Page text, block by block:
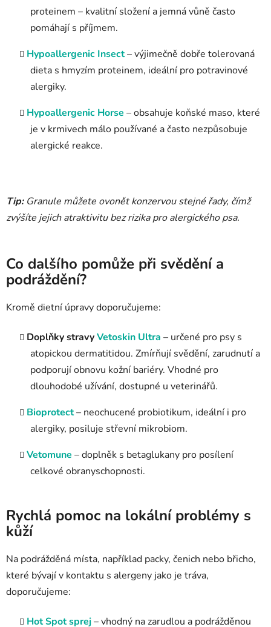
proteinem – kvalitní složení a jemná vůně často
pomáhají s příjmem.
Hypoallergenic Insect– výjimečně dobře tolerovaná
dieta s hmyzím proteinem, ideální pro potravinové
alergiky.
Hypoallergenic Horse – obsahuje koňské maso, které
je v krmivech málo používané a často nezpůsobuje
alergické reakce.
Tip:Granule můžete ovonět konzervou stejné řady, čímž
zvýšíte jejich atraktivitu bez rizika pro alergického psa.
Co dalšího pomůže při svědění a
podráždění?
Kromě dietní úpravy doporučujeme:
Doplňky stravyVetoskin Ultra – určené pro psy s
atopickou dermatitidou. Zmírňují svědění, zarudnutí a
podporují obnovu kožní bariéry. Vhodné pro
dlouhodobé užívání, dostupné u veterinářů.
Bioprotect– neochucené probiotikum, ideální i pro
alergiky, posiluje střevní mikrobiom.
Vetomune – doplněk s betaglukany pro posílení
celkové obranyschopnosti.
Rychlá pomoc na lokální problémy s
kůží
Na podrážděná místa, například packy, čenich nebo břicho,
které bývají v kontaktu s alergeny jako je tráva,
doporučujeme:
Hot Spot sprej– vhodný na zarudlou a podrážděnou